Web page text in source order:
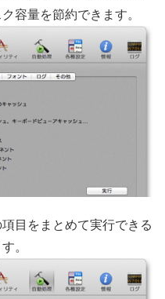
容量を節約できます。
目をまとめて実行できる
。